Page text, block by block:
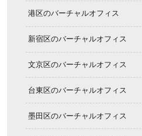
港区のバーチャルオフィス
新宿区のバーチャルオフィス
文京区のバーチャルオフィス
台東区のバーチャルオフィス
墨田区のバーチャルオフィス